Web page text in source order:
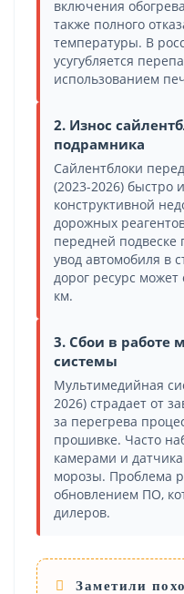
включения
также полного
температуры. В
усугубляется
использованием
2. Износ
подрамника
Сайлентблоки
(2023-2026) быстро
конструктивной
дорожных
передней подвеске
увод автомобиля в
дорог ресурс может
км.
3. Сбои в работе
системы
Мультимедийная
2026) страдает от
за перегрева
прошивке. Часто
камерами и
морозы. Проблема
обновлением ПО,
дилеров.
Заметили